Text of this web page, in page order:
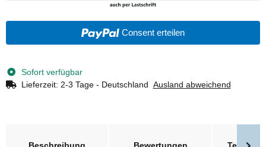
Consent erteilen
Sofort verfügbar
Lieferzeit: 2-3 Tage - Deutschland Ausland abweichend